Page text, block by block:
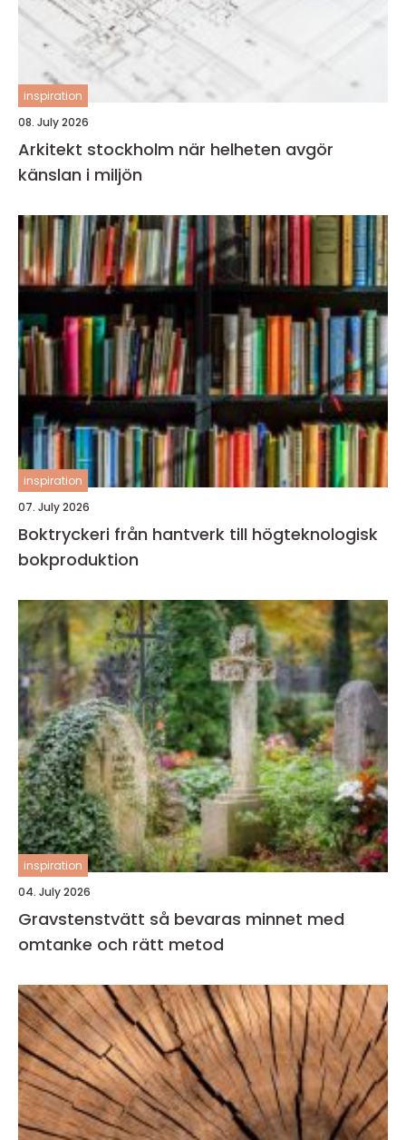
inspiration
08. July 2026
Arkitekt stockholm när helheten avgör
känslan i miljön
inspiration
07. July 2026
Boktryckeri från hantverk till högteknologisk
bokproduktion
inspiration
04. July 2026
Gravstenstvätt så bevaras minnet med
omtanke och rätt metod